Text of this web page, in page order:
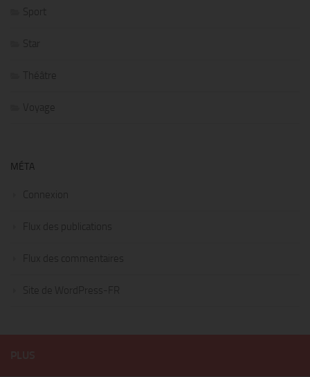
Sport
Star
Théâtre
Voyage
MÉTA
Connexion
Flux des publications
Flux des commentaires
Site de WordPress-FR